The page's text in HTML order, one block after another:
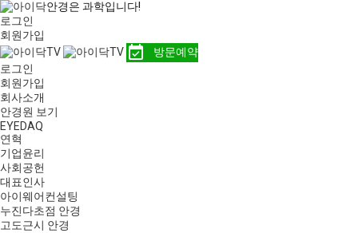
안경은 과학입니다!
로그인
회원가입
event_available
방문예약
로그인
회원가입
회사소개
안경원 보기
EYEDAQ
연혁
기업윤리
사회공헌
대표인사
아이웨어컨설팅
누진다초점 안경
고도근시 안경